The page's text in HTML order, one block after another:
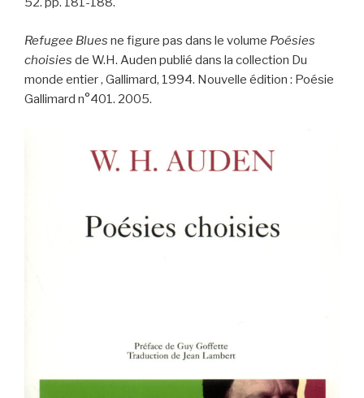
Refugee Blues ne figure pas dans le volume Poésies
choisies de W.H. Auden publié dans la collection Du
monde entier , Gallimard, 1994. Nouvelle édition : Poésie
Gallimard n°401. 2005.